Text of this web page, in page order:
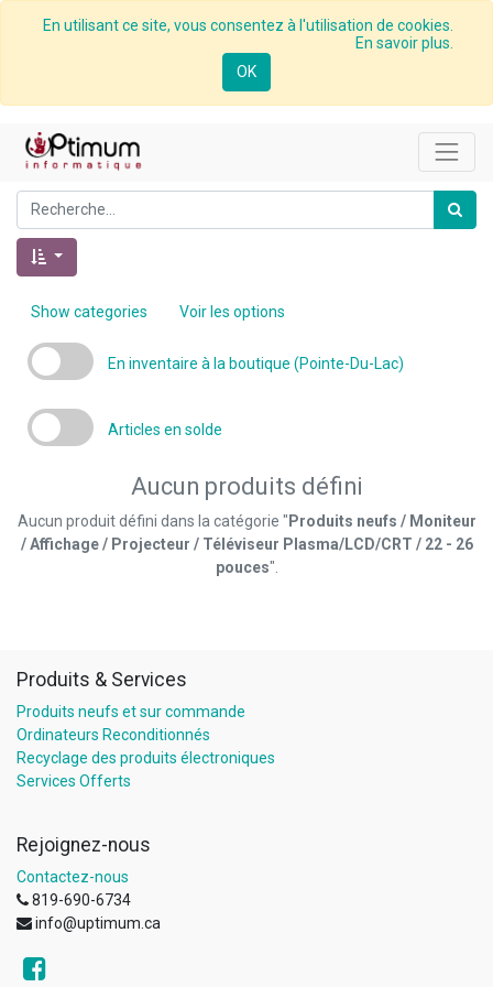
En utilisant ce site, vous consentez à l'utilisation de cookies.
En savoir plus.
OK
Show categories Voir les options
En inventaire à la boutique (Pointe-Du-Lac)
Articles en solde
Aucun produits défini
Aucun produit défini dans la catégorie " Produits neufs / Moniteur
/ Affichage / Projecteur / Téléviseur Plasma/LCD/CRT / 22 - 26
pouces".
Produits & Services
Produits neufs et sur commande
Ordinateurs Reconditionnés
Recyclage des produits électroniques
Services Offerts
Rejoignez-nous
Contactez-nous
819-690-6734
info@uptimum.ca